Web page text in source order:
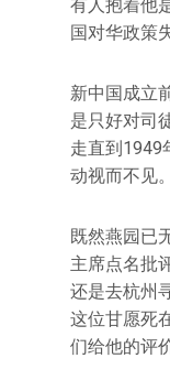
有人抱着他
国对华政策
新中国成立
是只好对司
走直到1949
动视而不见。
既然燕园已
主席点名批
还是去杭州
这位甘愿死
们给他的评